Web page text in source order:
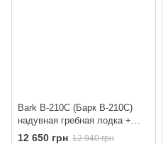
Bark B-210C (Барк В-210С)
надувная гребная лодка +
слань-книжка
12 650 грн 12 940 грн